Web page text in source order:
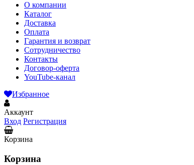
О компании
Каталог
Доставка
Оплата
Гарантия и возврат
Сотрудничество
Контакты
Договор-оферта
YouTube-канал
Избранное
Аккаунт
Вход Регистрация
Корзина
Корзина